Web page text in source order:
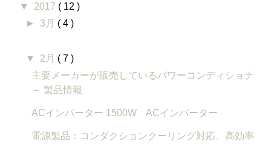
▼ 2017 ( 12 )
► 3月 ( 4 )
▼ 2月 ( 7 )
主要メーカーが販売しているパワーコンディショナ
－ 製品情報
ACインバーター 1500W ACインバーター
電源製品：コンダクションクーリング対応、高効率